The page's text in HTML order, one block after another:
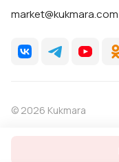
market@kukmara.com
© 2026 Kukmara